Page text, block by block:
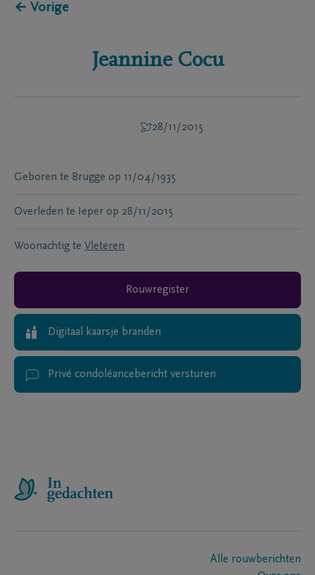
← Vorige
Jeannine Cocu
28/11/2015
Geboren te Brugge op 11/04/1935
Overleden te Ieper op 28/11/2015
Woonachtig te Vleteren
Rouwregister
Digitaal kaarsje branden
Privé condoléancebericht versturen
Alle rouwberichten